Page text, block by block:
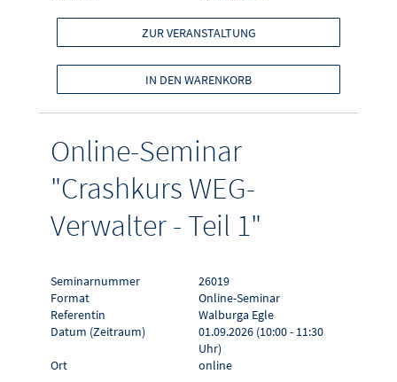
ZUR VERANSTALTUNG
IN DEN WARENKORB
Online-Seminar
"Crashkurs WEG-
Verwalter - Teil 1"
Seminarnummer
26019
Format
Online-Seminar
Referentin
Walburga Egle
Datum (Zeitraum)
01.09.2026 (10:00 - 11:30
Uhr)
Ort
online